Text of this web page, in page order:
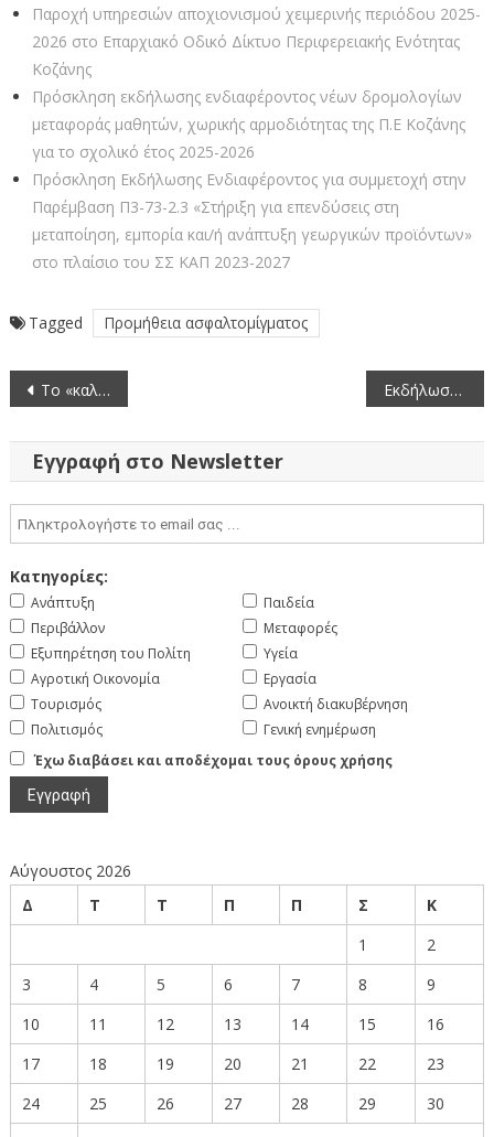
Παροχή υπηρεσιών αποχιονισμού χειμερινής περιόδου 2025-
2026 στο Επαρχιακό Οδικό Δίκτυο Περιφερειακής Ενότητας
Κοζάνης
Πρόσκληση εκδήλωσης ενδιαφέροντος νέων δρομολογίων
μεταφοράς μαθητών, χωρικής αρμοδιότητας της Π.Ε Κοζάνης
για το σχολικό έτος 2025-2026
Πρόσκληση Εκδήλωσης Ενδιαφέροντος για συμμετοχή στην
Παρέμβαση Π3-73-2.3 «Στήριξη για επενδύσεις στη
μεταποίηση, εμπορία και/ή ανάπτυξη γεωργικών προϊόντων»
στο πλαίσιο του ΣΣ ΚΑΠ 2023-2027
Tagged Προμήθεια ασφαλτομίγματος
Πλοήγηση
άρθρων
Το «καλάθι» της Περιφέρειας Δυτικής Μακεδονίας σε εκδήλωση στο Μουσείο της Ακρόπολης Εκδήλωση «Προλεγόμενα πάνω στα Πρωτεία της Παιδείας έναντι της Στρατιωτικής και Οικονομικής Ισχύος στην Υπεράσπιση του Έθνους»
Εγγραφή στο Newsletter
Κατηγορίες:
Ανάπτυξη
Περιβάλλον
Εξυπηρέτηση του Πολίτη
Αγροτική Οικονομία
Τουρισμός
Πολιτισμός
Παιδεία
Μεταφορές
Υγεία
Εργασία
Ανοικτή διακυβέρνηση
Γενική ενημέρωση
Έχω διαβάσει και αποδέχομαι τους όρους χρήσης
Αύγουστος 2026
Δ
Τ Τ Π Π Σ
Κ
1
2
3
4 5 6 7 8
9
10
11 12 13 14 15
16
17
18 19 20 21 22
23
24
25 26 27 28 29
30